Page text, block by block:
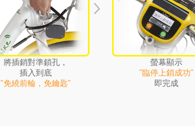
將插銷對準鎖孔，
插入到底
"免繞前輪，免鑰匙"
螢幕顯示
"臨停上鎖成功"
即完成